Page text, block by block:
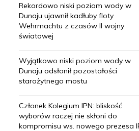
Rekordowo niski poziom wody w
Dunaju ujawnił kadłuby floty
Wehrmachtu z czasów II wojny
światowej
Wyjątkowo niski poziom wody w
Dunaju odsłonił pozostałości
starożytnego mostu
Członek Kolegium IPN: bliskość
wyborów raczej nie skłoni do
kompromisu ws. nowego prezesa